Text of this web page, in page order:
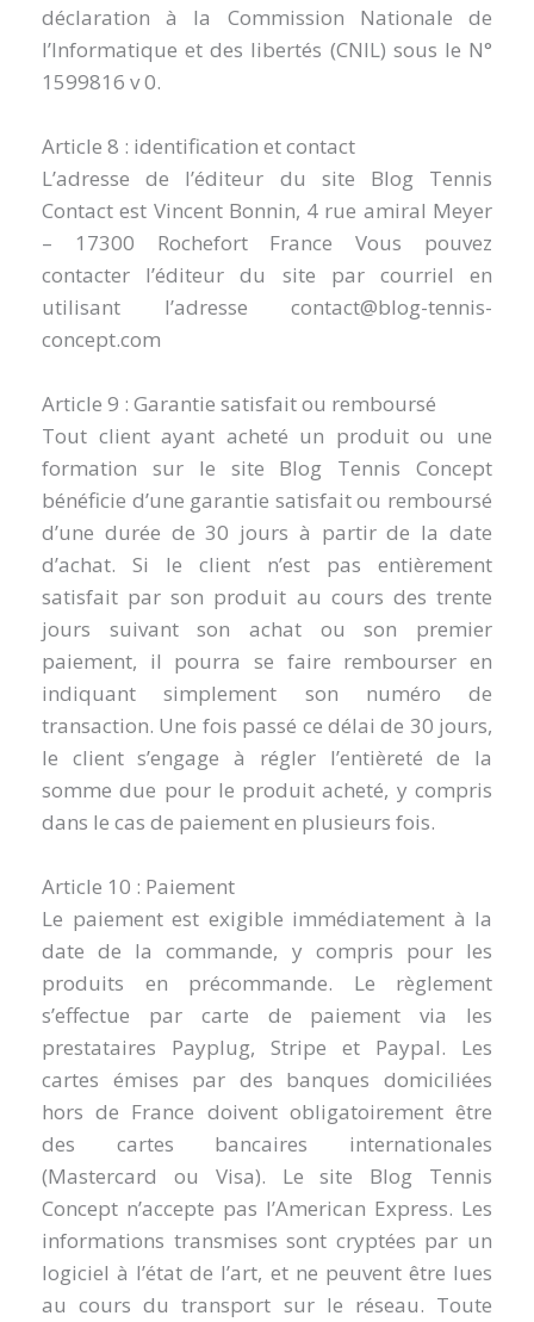
déclaration à la Commission Nationale de
l’Informatique et des libertés (CNIL) sous le N°
1599816 v 0.
Article 8 : identification et contact
L’adresse de l’éditeur du site Blog Tennis
Contact est Vincent Bonnin, 4 rue amiral Meyer
– 17300 Rochefort France Vous pouvez
contacter l’éditeur du site par courriel en
utilisant l’adresse contact@blog-tennis-
concept.com
Article 9 : Garantie satisfait ou remboursé
Tout client ayant acheté un produit ou une
formation sur le site Blog Tennis Concept
bénéficie d’une garantie satisfait ou remboursé
d’une durée de 30 jours à partir de la date
d’achat. Si le client n’est pas entièrement
satisfait par son produit au cours des trente
jours suivant son achat ou son premier
paiement, il pourra se faire rembourser en
indiquant simplement son numéro de
transaction. Une fois passé ce délai de 30 jours,
le client s’engage à régler l’entièreté de la
somme due pour le produit acheté, y compris
dans le cas de paiement en plusieurs fois.
Article 10 : Paiement
Le paiement est exigible immédiatement à la
date de la commande, y compris pour les
produits en précommande. Le règlement
s’effectue par carte de paiement via les
prestataires Payplug, Stripe et Paypal. Les
cartes émises par des banques domiciliées
hors de France doivent obligatoirement être
des cartes bancaires internationales
(Mastercard ou Visa). Le site Blog Tennis
Concept n’accepte pas l’American Express. Les
informations transmises sont cryptées par un
logiciel à l’état de l’art, et ne peuvent être lues
au cours du transport sur le réseau. Toute